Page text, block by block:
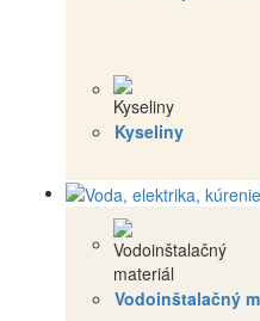
Kyseliny
Vodoinštalačný